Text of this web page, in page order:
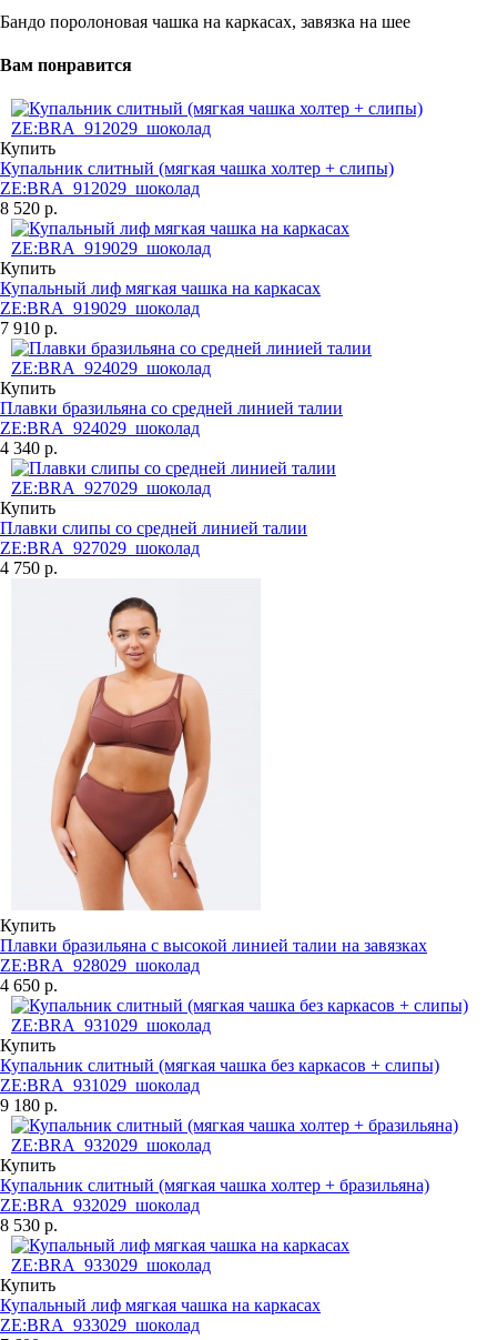
Бандо поролоновая чашка на каркасах, завязка на шее
Вам понравится
Купить
Купальник слитный (мягкая чашка холтер + слипы)
ZE:BRA_912029_шоколад
8 520 р.
Купить
Купальный лиф мягкая чашка на каркасах
ZE:BRA_919029_шоколад
7 910 р.
Купить
Плавки бразильяна со средней линией талии
ZE:BRA_924029_шоколад
4 340 р.
Купить
Плавки слипы со средней линией талии
ZE:BRA_927029_шоколад
4 750 р.
Купить
Плавки бразильяна с высокой линией талии на завязках
ZE:BRA_928029_шоколад
4 650 р.
Купить
Купальник слитный (мягкая чашка без каркасов + слипы)
ZE:BRA_931029_шоколад
9 180 р.
Купить
Купальник слитный (мягкая чашка холтер + бразильяна)
ZE:BRA_932029_шоколад
8 530 р.
Купить
Купальный лиф мягкая чашка на каркасах
ZE:BRA_933029_шоколад